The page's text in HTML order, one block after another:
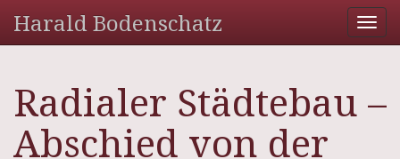
Harald Bodenschatz
Radialer Städtebau –
Abschied von der